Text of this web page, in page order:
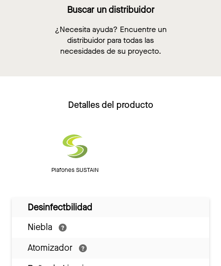
Buscar un distribuidor
¿Necesita ayuda? Encuentre un
distribuidor para todas las
necesidades de su proyecto.
Detalles del producto
Plafones SUSTAIN
Desinfectbilidad
Niebla
Atomizador